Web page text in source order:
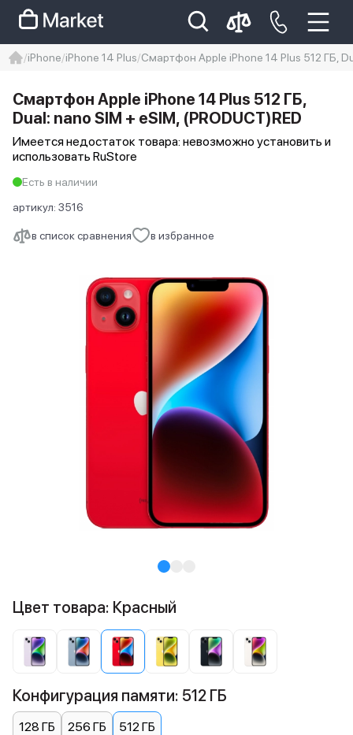
Iphone 14 pro max
айфон 14
iPhone iPhone 14 Plus Смартфон Apple iPhone 14 Plus 512 ГБ,
в список сравнения в избранное
Смартфон Apple iPhone 14 Plus 512 ГБ,
Dual: nano SIM + eSIM, (PRODUCT)RED
Имеется недостаток товара: невозможно установить и
использовать RuStore
Есть в наличии
артикул: 3516
Цвет товара: Красный
Конфигурация памяти: 512 ГБ
128 ГБ 256 ГБ 512 ГБ